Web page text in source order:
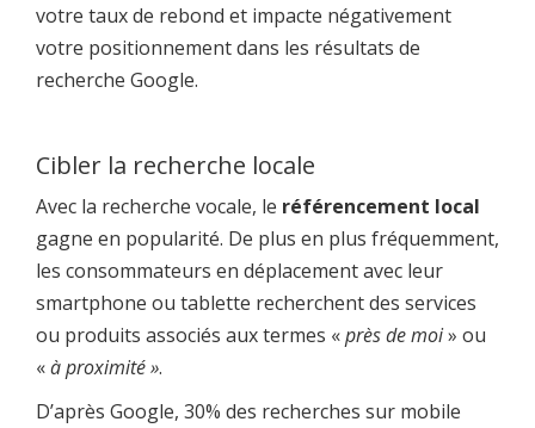
votre taux de rebond et impacte négativement
votre positionnement dans les résultats de
recherche Google.
Cibler la recherche locale
Avec la recherche vocale, le référencement local
gagne en popularité. De plus en plus fréquemment,
les consommateurs en déplacement avec leur
smartphone ou tablette recherchent des services
ou produits associés aux termes «près de moi» ou
«à proximité ».
D’après Google, 30% des recherches sur mobile